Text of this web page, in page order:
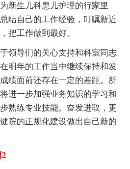
新生儿科患儿护理的行家里
结自己的工作经验，叮嘱新近
把工作做到最好。
导们的关心支持和科室同志
明年的工作当中继续保持和发
绩面前还存在一定的差距。所
进一步加强业务知识的学习和
熟练专业技能。奋发进取，更
院的正规化建设做出自己新的